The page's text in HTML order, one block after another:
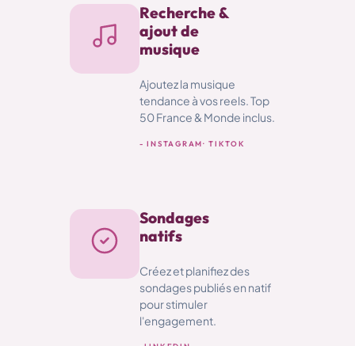
Recherche &
ajout de
musique
Ajoutez la musique
tendance à vos reels. Top
50 France & Monde inclus.
- INSTAGRAM· TIKTOK
Sondages
natifs
Créez et planifiez des
sondages publiés en natif
pour stimuler
l'engagement.